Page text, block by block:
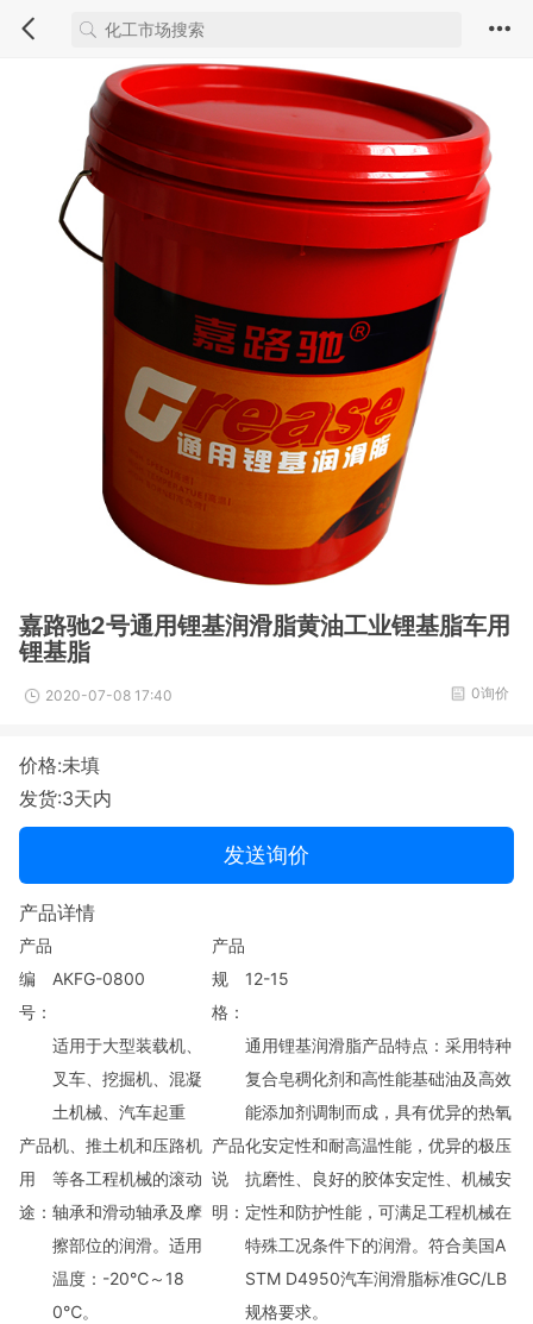
嘉路驰2号通用锂基润滑脂黄油工业锂基脂车用
锂基脂
2020-07-08 17:40 0询价
价格:未填
发货:3天内
发送询价
产品详情
产品
编
号：
AKFG-0800
产品
规
格：
12-15
产品
用
途：
适用于大型装载机、
叉车、挖掘机、混凝
土机械、汽车起重
机、推土机和压路机
等各工程机械的滚动
轴承和滑动轴承及摩
擦部位的润滑。适用
温度：-20℃～18
0℃。
产品
说
明：
通用锂基润滑脂产品特点：采用特种
复合皂稠化剂和高性能基础油及高效
能添加剂调制而成，具有优异的热氧
化安定性和耐高温性能，优异的极压
抗磨性、良好的胶体安定性、机械安
定性和防护性能，可满足工程机械在
特殊工况条件下的润滑。符合美国A
STM D4950汽车润滑脂标准GC/LB
规格要求。